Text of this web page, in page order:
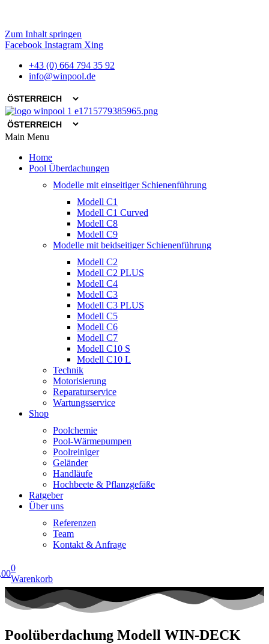
Zum Inhalt springen
Facebook Instagram Xing
+43 (0) 664 794 35 92
info@winpool.de
Main Menu
Home
Pool Überdachungen
Modelle mit einseitiger Schienenführung
Modell C1
Modell C1 Curved
Modell C8
Modell C9
Modelle mit beidseitiger Schienenführung
Modell C2
Modell C2 PLUS
Modell C4
Modell C3
Modell C3 PLUS
Modell C5
Modell C6
Modell C7
Modell C10 S
Modell C10 L
Technik
Motorisierung
Reparaturservice
Wartungsservice
Shop
Poolchemie
Pool-Wärmepumpen
Poolreiniger
Geländer
Handläufe
Hochbeete & Pflanzgefäße
Ratgeber
Über uns
Referenzen
Team
Kontakt & Anfrage
0
Warenkorb
Poolüberdachung Modell WIN-DECK